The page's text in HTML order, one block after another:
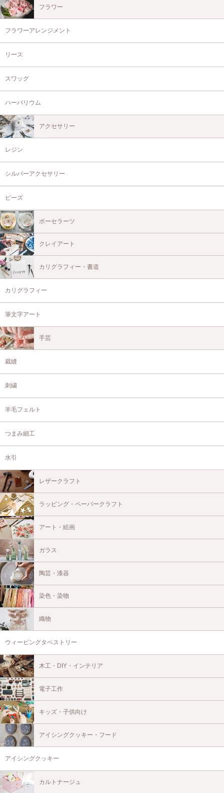
フラワー
フラワーアレンジメント
リース
スワッグ
ハーバリウム
アクセサリー
レジン
シルバーアクセサリー
ビーズ
ポーセラーツ
クレイアート
カリグラフィー・書道
カリグラフィー
筆文字アート
手芸
裁縫
刺繍
羊毛フェルト
つまみ細工
水引
レザークラフト
ラッピング・ペーパークラフト
アート・絵画
ガラス
陶芸・漆器
染色・染物
織物
ウィービングタペストリー
木工・DIY・インテリア
電子工作
キッズ・子供向け
アイシングクッキー・フード
アイシングクッキー
カルトナージュ